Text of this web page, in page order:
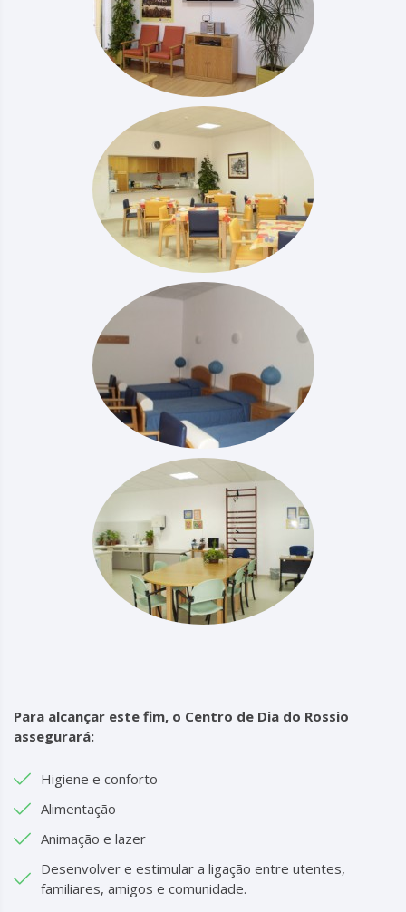
Para alcançar este fim, o Centro de Dia do Rossio
assegurará:
Higiene e conforto
Alimentação
Animação e lazer
Desenvolver e estimular a ligação entre utentes,
familiares, amigos e comunidade.